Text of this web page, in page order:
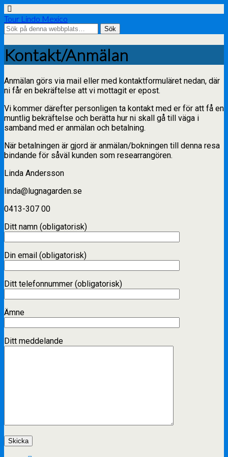
Tour Lindo Mexico
Kontakt/Anmälan
Anmälan görs via mail eller med kontaktformuläret nedan, där
ni får en bekräftelse att vi mottagit er epost.
Vi kommer därefter personligen ta kontakt med er för att få en
muntlig bekräftelse och berätta hur ni skall gå till väga i
samband med er anmälan och betalning.
När betalningen är gjord är anmälan/bokningen till denna resa
bindande för såväl kunden som researrangören.
Linda Andersson
linda@lugnagarden.se
0413-307 00
Ditt namn (obligatorisk)
Din email (obligatorisk)
Ditt telefonnummer (obligatorisk)
Ämne
Ditt meddelande